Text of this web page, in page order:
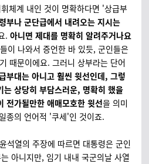
체계 내인 것이 명확하다면 '상급부
부나 군단급에서 내려오는 지시는
. 아니면 제대를 명확히 알려주거나요
이 나와서 증언한 바 있듯, 군인들은
때문이에요. 그러니 상부라는 단어
부대는 아니고 훨씬 윗선인데, 그렇
는 상당히 부담스러운, 명확히 했을
전가될만한 애매모호한 윗선을 의미
종의 언어적 '쿠세'인 것이죠.
석열의 주장에 따르면 대통령은 군인
아니지만, 임기 내내 국군의날 사열